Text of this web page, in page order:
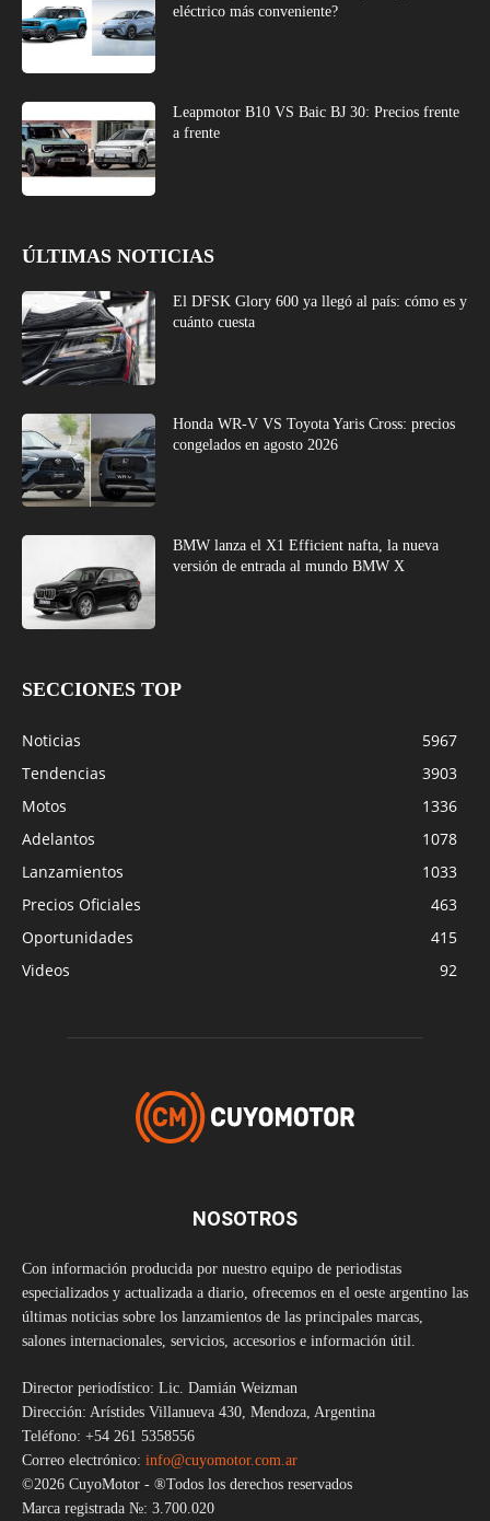
eléctrico más conveniente?
Leapmotor B10 VS Baic BJ 30: Precios frente
a frente
ÚLTIMAS NOTICIAS
El DFSK Glory 600 ya llegó al país: cómo es y
cuánto cuesta
Honda WR-V VS Toyota Yaris Cross: precios
congelados en agosto 2026
BMW lanza el X1 Efficient nafta, la nueva
versión de entrada al mundo BMW X
SECCIONES TOP
Noticias
5967
Tendencias
3903
Motos
1336
Adelantos
1078
Lanzamientos
1033
Precios Oficiales
463
Oportunidades
415
Videos
92
NOSOTROS
Con información producida por nuestro equipo de periodistas
especializados y actualizada a diario, ofrecemos en el oeste argentino las
últimas noticias sobre los lanzamientos de las principales marcas,
salones internacionales, servicios, accesorios e información útil.
Director periodístico: Lic. Damián Weizman
Dirección: Arístides Villanueva 430, Mendoza, Argentina
Teléfono: +54 261 5358556
Correo electrónico: info@cuyomotor.com.ar
©2026 CuyoMotor - ®Todos los derechos reservados
Marca registrada №: 3.700.020